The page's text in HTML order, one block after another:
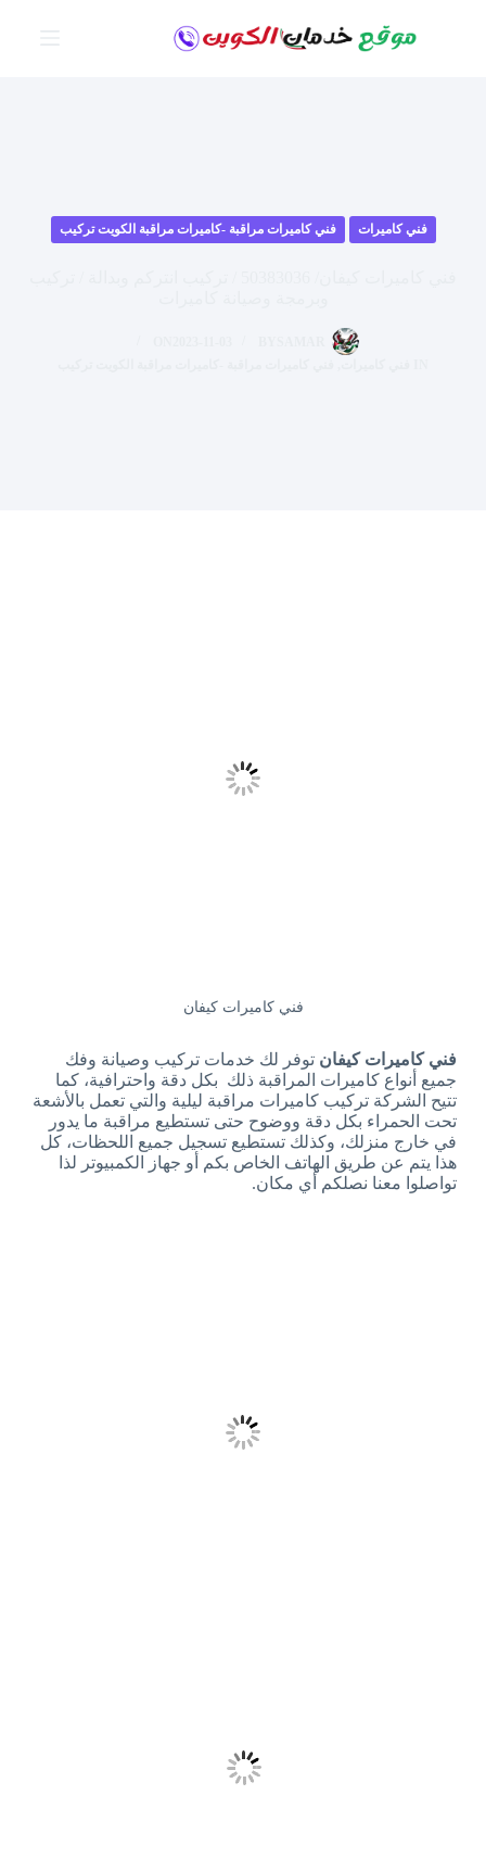
فني كاميرات فني كاميرات مراقبة -كاميرات مراقبة الكويت تركيب
فني كاميرات كيفان
فني كاميرات كيفان توفر لك خدمات تركيب وصيانة وفك
جميع أنواع كاميرات المراقبة ذلك بكل دقة واحترافية، كما
تتيح الشركة تركيب كاميرات مراقبة ليلية والتي تعمل بالأشعة
تحت الحمراء بكل دقة ووضوح حتى تستطيع مراقبة ما يدور
في خارج منزلك، وكذلك تستطيع تسجيل جميع اللحظات، كل
هذا يتم عن طريق الهاتف الخاص بكم أو جهاز الكمبيوتر لذا
تواصلوا معنا نصلكم أي مكان.